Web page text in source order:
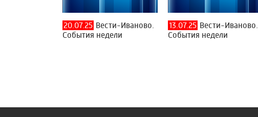
20.07.25 Вести-Иваново.
События недели
13.07.25 Вести-Иваново.
События недели